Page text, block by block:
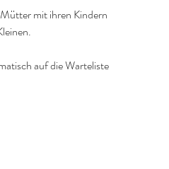
mit ihren Kindern
auf die Warteliste